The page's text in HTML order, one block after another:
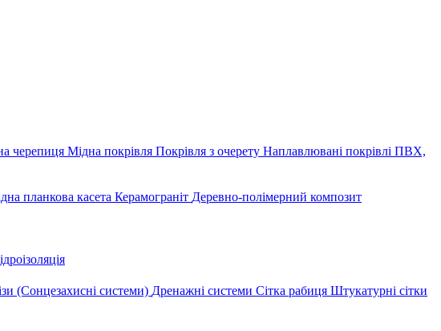
черепиця Мідна покрівля Покрівля з очерету Наплавлювані покрівлі ПВХ,
планкова касета Керамограніт Деревно-полімерний композит
(Сонцезахисні системи) Дренажні системи Сітка рабиця Штукатурні сітки